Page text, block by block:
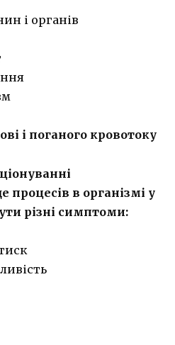
і органів
і поганого кровотоку
в організмі у
різні симптоми: